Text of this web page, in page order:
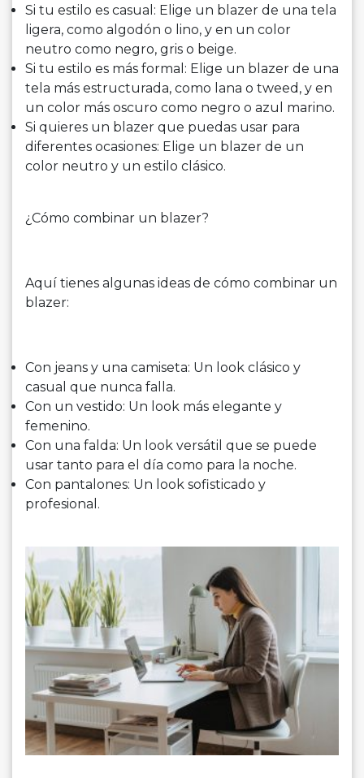
Si tu estilo es casual: Elige un blazer de una tela
ligera, como algodón o lino, y en un color
neutro como negro, gris o beige.
Si tu estilo es más formal: Elige un blazer de una
tela más estructurada, como lana o tweed, y en
un color más oscuro como negro o azul marino.
Si quieres un blazer que puedas usar para
diferentes ocasiones: Elige un blazer de un
color neutro y un estilo clásico.
¿Cómo combinar un blazer?
Aquí tienes algunas ideas de cómo combinar un
blazer:
Con jeans y una camiseta: Un look clásico y
casual que nunca falla.
Con un vestido: Un look más elegante y
femenino.
Con una falda: Un look versátil que se puede
usar tanto para el día como para la noche.
Con pantalones: Un look sofisticado y
profesional.